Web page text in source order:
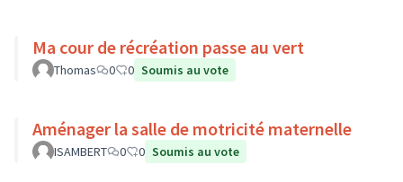
Ma cour de récréation passe au vert
Thomas 0 0 Soumis au vote
Aménager la salle de motricité maternelle
ISAMBERT 0 0 Soumis au vote